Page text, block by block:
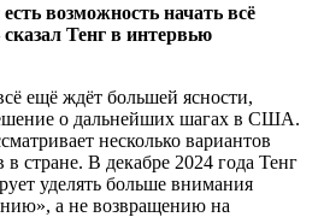
возможность начать всё
Тенг в интервью
ещё ждёт большей ясности,
о дальнейших шагах в США.
несколько вариантов
стране. В декабре 2024 года Тенг
уделять больше внимания
а не возвращению на